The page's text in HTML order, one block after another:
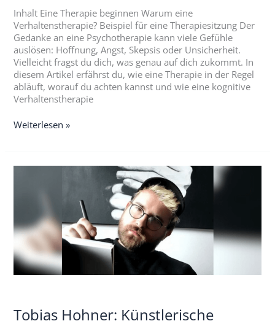
Inhalt Eine Therapie beginnen Warum eine
Verhaltenstherapie? Beispiel für eine Therapiesitzung Der
Gedanke an eine Psychotherapie kann viele Gefühle
auslösen: Hoffnung, Angst, Skepsis oder Unsicherheit.
Vielleicht fragst du dich, was genau auf dich zukommt. In
diesem Artikel erfährst du, wie eine Therapie in der Regel
abläuft, worauf du achten kannst und wie eine kognitive
Verhaltenstherapie
Weiterlesen »
Tobias Hohner: Künstlerische
Schizophrenie